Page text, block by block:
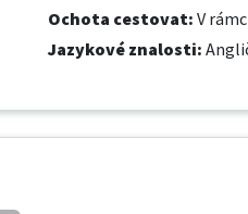
Ochota cestovat: V
Jazykové znalosti: